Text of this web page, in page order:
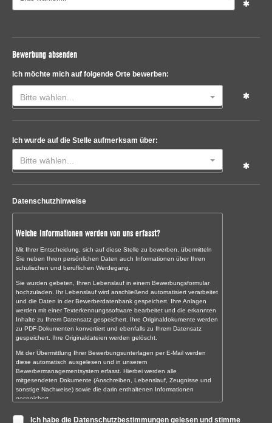
Bewerbung absenden
Ich möchte mich auf folgende Orte bewerben:
Bitte wählen...
Ich wurde auf die Stelle aufmerksam über:
Bitte wählen...
Datenschutzhinweise
Welche Informationen werden von uns erfasst?
Mit Ihrer Entscheidung, sich auf diese Stelle zu bewerben, übermitteln
Sie neben Ihren persönlichen Daten auch Informationen über Ihren
schulischen und beruflichen Werdegang.
Sie wurden gebeten, Ihren Lebenslauf in einem Bewerbungsformular
hochzuladen. Ihr Lebenslauf wird anschließend automatisiert verarbeitet
und die Daten in der Bewerberdatenbank gespeichert. Ihre Anlagen
werden mit einer Texterkennungssoftware bearbeitet und die erkannten
Inhalte zu Ihrem Datensatz gespeichert. Ihre Originaldokumente werden
zu PDF-Dokumenten konvertiert und ebenfalls zu Ihrem Datensatz
gespeichert. Ihre Originaldateien werden gelöscht.
Mit der Übermittlung Ihrer Bewerbungsunterlagen per E-Mail werden
diese automatisch ausgelesen und in unserem
Bewerbermanagementsystem erfasst. Hierbei werden alle
mitgesendeten Dokumente (Anschreiben, Lebenslauf, Zeugnisse und
sonstige Nachweise) sowie die darin enthaltenen Informationen
gespeichert.
Sollten Sie uns Ihre Bewerbungsunterlagen noch persönlich oder auf
Ich habe die Datenschutzbestimmungen gelesen und stimme